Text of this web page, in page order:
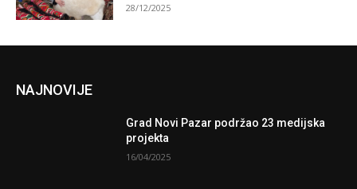
28/12/2025
NAJNOVIJE
Grad Novi Pazar podržao 23 medijska
projekta
16/04/2025